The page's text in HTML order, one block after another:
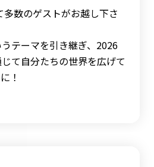
数のゲストがお越し下さ
テーマを引き継ぎ、2026
て自分たちの世界を広げて
！